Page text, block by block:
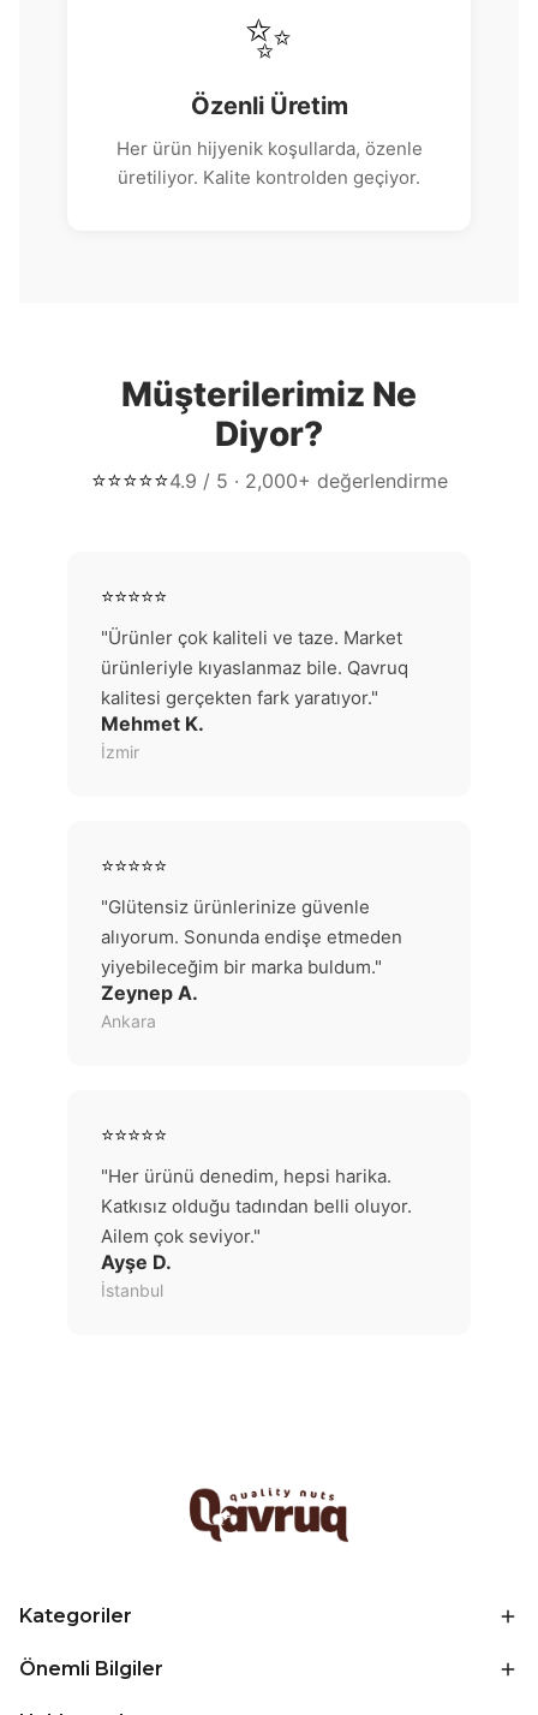
✨
Özenli Üretim
Her ürün hijyenik koşullarda, özenle
üretiliyor. Kalite kontrolden geçiyor.
Müşterilerimiz Ne
Diyor?
⭐⭐⭐⭐⭐4.9 / 5 · 2,000+ değerlendirme
⭐⭐⭐⭐⭐
"Ürünler çok kaliteli ve taze. Market
ürünleriyle kıyaslanmaz bile. Qavruq
kalitesi gerçekten fark yaratıyor."
Mehmet K.
İzmir
⭐⭐⭐⭐⭐
"Glütensiz ürünlerinize güvenle
alıyorum. Sonunda endişe etmeden
yiyebileceğim bir marka buldum."
Zeynep A.
Ankara
⭐⭐⭐⭐⭐
"Her ürünü denedim, hepsi harika.
Katkısız olduğu tadından belli oluyor.
Ailem çok seviyor."
Ayşe D.
İstanbul
Kategoriler
Önemli Bilgiler